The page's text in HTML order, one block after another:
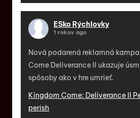
ESko Rýchlovky
1 rokov ago
Nová podarená reklamná
Come Deliverance II ukazuje
spôsoby ako v hre umrieť.
Kingdom Come: Deliverance II
perish